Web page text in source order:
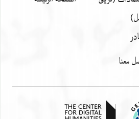
באלסויה
to Tamīm al-Sukkarī, who adde[d]
ten thereto; he (Tamīm) will
and he receives a surplus (over
معنا